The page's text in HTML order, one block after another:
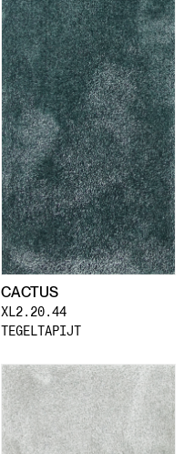
CACTUS
XL2.20.44
TEGELTAPIJT